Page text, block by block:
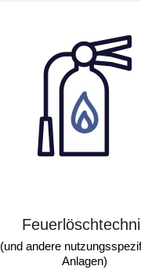
(und andere
Anlagen)